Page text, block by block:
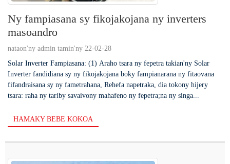
Ny fampiasana sy fikojakojana ny inverters
masoandro
nataon'ny admin tamin'ny 22-02-28
Solar Inverter Fampiasana: (1) Araho tsara ny fepetra takian'ny Solar
Inverter fandidiana sy ny fikojakojana boky fampianarana ny fitaovana
fifandraisana sy ny fametrahana, Rehefa napetraka, dia tokony hijery
tsara: raha ny tariby savaivony mahafeno ny fepetra;na ny singa...
HAMAKY BEBE KOKOA